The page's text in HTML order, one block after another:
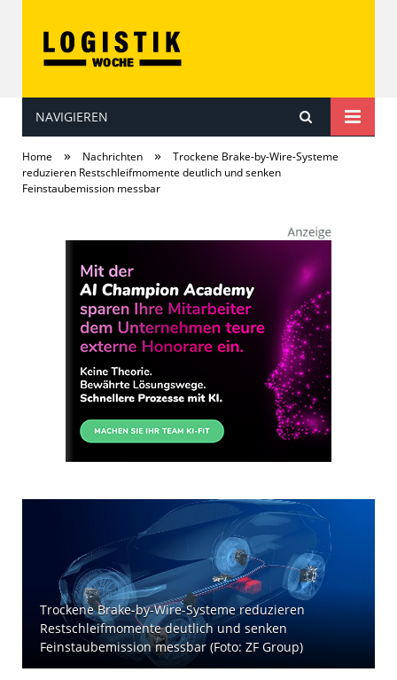
LOGISTIKwoche
NAVIGIEREN
Home » Nachrichten »
Trockene Brake-by-Wire-Systeme
reduzieren Restschleifmomente deutlich und senken
Feinstaubemission messbar
Trockene Brake-by-Wire-Systeme reduzieren
Restschleifmomente deutlich und senken
Feinstaubemission messbar (Foto: ZF Group)